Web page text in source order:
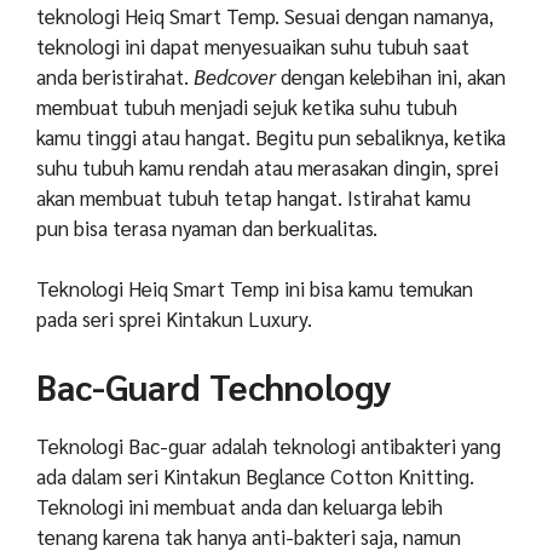
teknologi Heiq Smart Temp. Sesuai dengan namanya,
teknologi ini dapat menyesuaikan suhu tubuh saat
anda beristirahat. Bedcoverdengan kelebihan ini, akan
membuat tubuh menjadi sejuk ketika suhu tubuh
kamu tinggi atau hangat. Begitu pun sebaliknya, ketika
suhu tubuh kamu rendah atau merasakan dingin, sprei
akan membuat tubuh tetap hangat. Istirahat kamu
pun bisa terasa nyaman dan berkualitas.
Teknologi Heiq Smart Temp ini bisa kamu temukan
pada seri sprei Kintakun Luxury.
Bac-Guard Technology
Teknologi Bac-guar adalah teknologi antibakteri yang
ada dalam seri Kintakun Beglance Cotton Knitting.
Teknologi ini membuat anda dan keluarga lebih
tenang karena tak hanya anti-bakteri saja, namun